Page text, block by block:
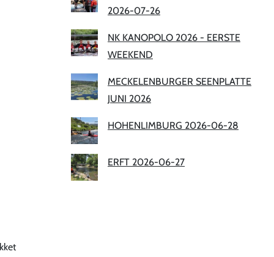
2026-07-26
NK KANOPOLO 2026 - EERSTE
WEEKEND
MECKELENBURGER SEENPLATTE
JUNI 2026
HOHENLIMBURG 2026-06-28
ERFT 2026-06-27